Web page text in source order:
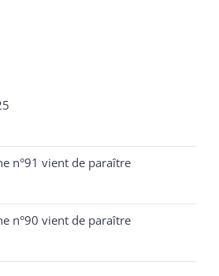
n°91 vient de paraître
n°90 vient de paraître